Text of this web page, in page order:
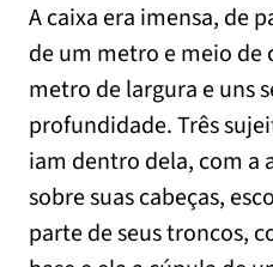
A caixa era imensa, de
de um metro e meio
metro de largura e uns
profundidade. Três
iam dentro dela, com a
sobre suas cabeças,
parte de seus troncos,